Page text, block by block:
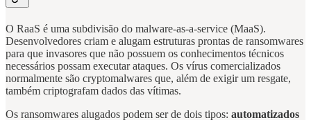
O RaaS é uma subdivisão do malware-as-a-service (MaaS).
Desenvolvedores criam e alugam estruturas prontas de ransomwares
para que invasores que não possuem os conhecimentos técnicos
necessários possam executar ataques. Os vírus comercializados
normalmente são cryptomalwares que, além de exigir um resgate,
também criptografam dados das vítimas.
Os ransomwares alugados podem ser de dois tipos: automatizados